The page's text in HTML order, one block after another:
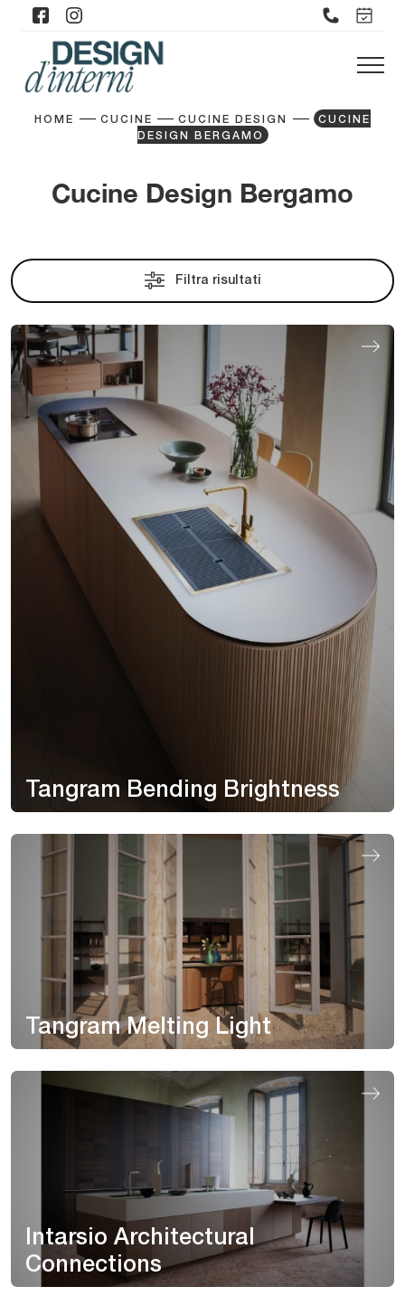
HOME CUCINE CUCINE DESIGN
CUCINE
DESIGN BERGAMO
Cucine Design Bergamo
Filtra risultati
Tangram Bending Brightness
Tangram Melting Light
Intarsio Architectural
Connections